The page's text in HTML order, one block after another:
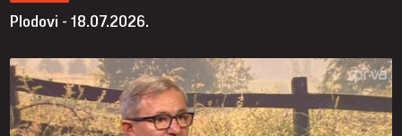
Plodovi - 18.07.2026.